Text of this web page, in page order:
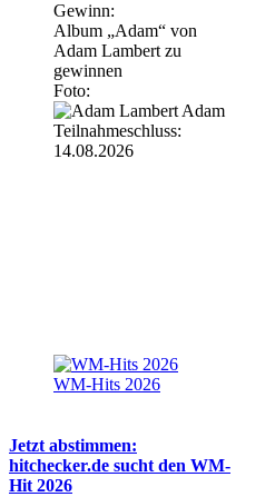
Gewinn:
Album „Adam“ von
Adam Lambert zu
gewinnen
Foto:
Teilnahmeschluss:
14.08.2026
WM-Hits 2026
Jetzt abstimmen:
hitchecker.de sucht den WM-
Hit 2026